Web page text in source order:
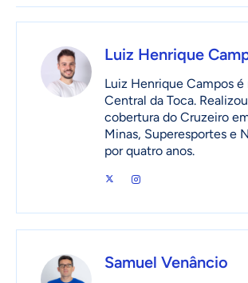
Luiz Henrique
Luiz Henrique Campos
Central da Toca.
cobertura do Cruzeiro
Minas, Superesportes e
por quatro anos.
Samuel Venâncio